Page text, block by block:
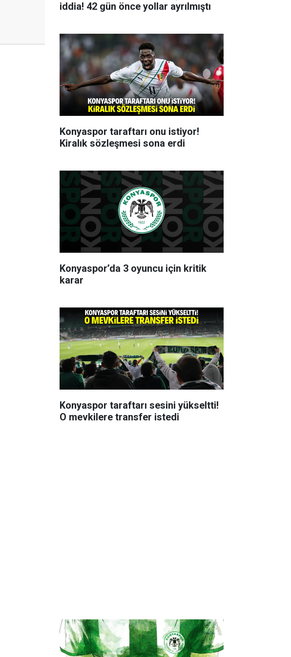
iddia! 42 gün önce yollar ayrılmıştı
Konyaspor taraftarı onu istiyor!
Kiralık sözleşmesi sona erdi
Konyaspor’da 3 oyuncu için kritik
karar
Konyaspor taraftarı sesini yükseltti!
O mevkilere transfer istedi